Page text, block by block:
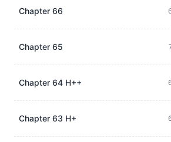
Chapter 66
Chapter 65
Chapter 64 H++
Chapter 63 H+